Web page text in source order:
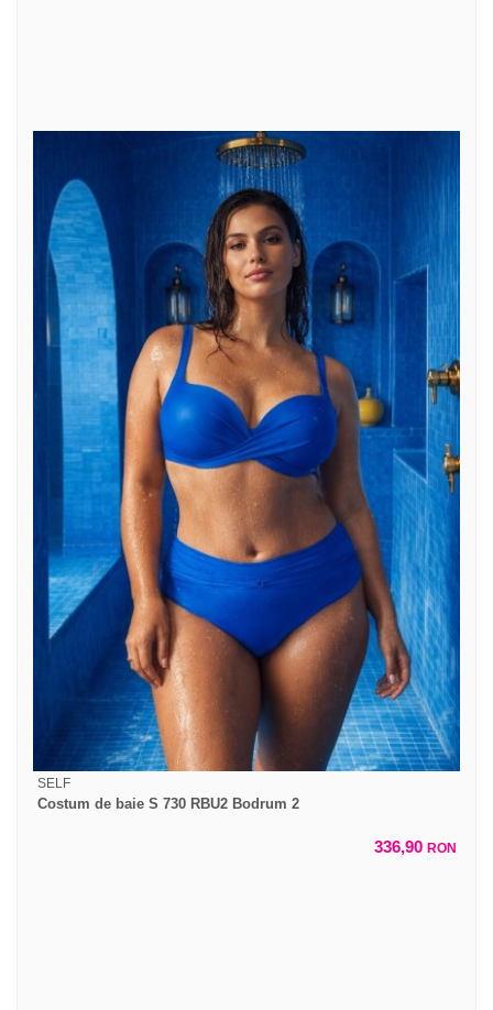
SELF
Costum de baie S 730 RBU2 Bodrum 2
336,90 RON